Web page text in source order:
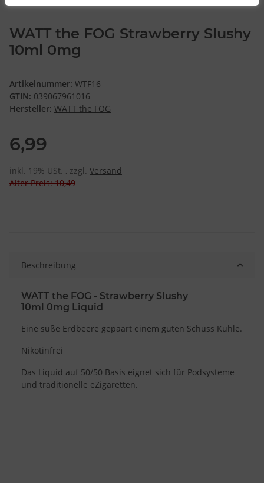
WATT the FOG Strawberry Slushy
10ml 0mg
Artikelnummer: WTF16
GTIN: 039067961016
Hersteller: WATT the FOG
6,99
inkl. 19% USt. , zzgl. Versand
Alter Preis: 10,49
Beschreibung
WATT the FOG - Strawberry Slushy
10ml 0mg Liquid
Eine süße Erdbeere gepaart einem guten Schuss Kühle.
Nikotinfrei
Das Liquid auf 50/50 Basis eignet sich für Podsysteme
und traditionelle eZigaretten.